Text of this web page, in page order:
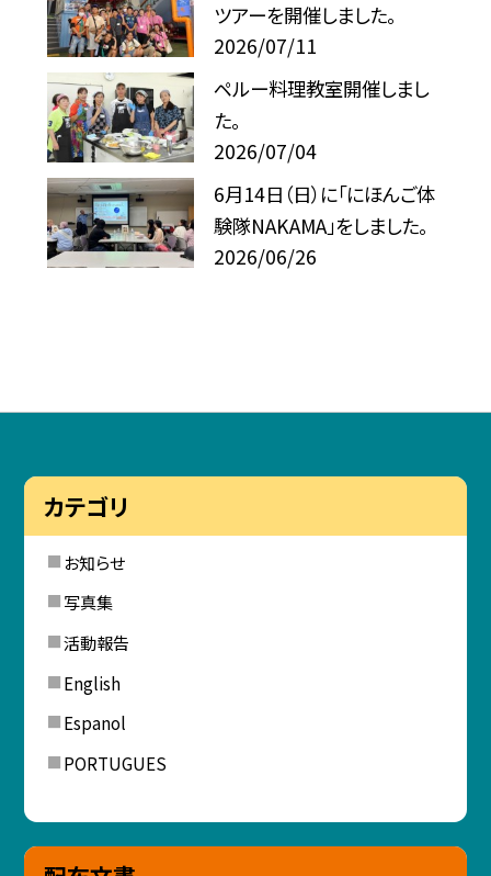
ツアーを開催しました。
2026/07/11
ペルー料理教室開催しまし
た。
2026/07/04
6月14日（日）に「にほんご体
験隊NAKAMA」をしました。
2026/06/26
カテゴリ
お知らせ
写真集
活動報告
English
Espanol
PORTUGUES